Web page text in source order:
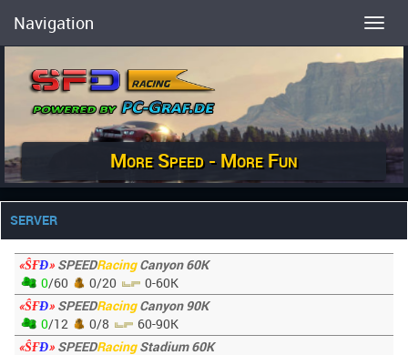
Navigation
More Speed - More Fun
SERVER
«ŜҒĐ» SPEEDRacingCanyon 60K
0/60 0/20
0-60K
«ŜҒĐ» SPEEDRacingCanyon 90K
0/12 0/8
60-90K
«ŜҒĐ» SPEEDRacingStadium 60K